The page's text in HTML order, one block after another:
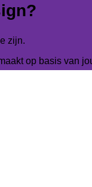
zijn.
op basis van